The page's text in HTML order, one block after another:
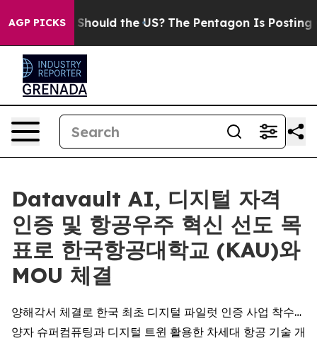
AGP PICKS
Kids. Should the US? The Pentagon Is Posting
Datavault AI, 디지털 자격
인증 및 항공우주 혁신 선도 목
표로 한국항공대학교 (KAU)와
MOU 체결
양해각서 체결로 한국 최초 디지털 파일럿 인증 사업 착수…
양자 슈퍼컴퓨팅과 디지털 트윈 활용한 차세대 항공 기술 개